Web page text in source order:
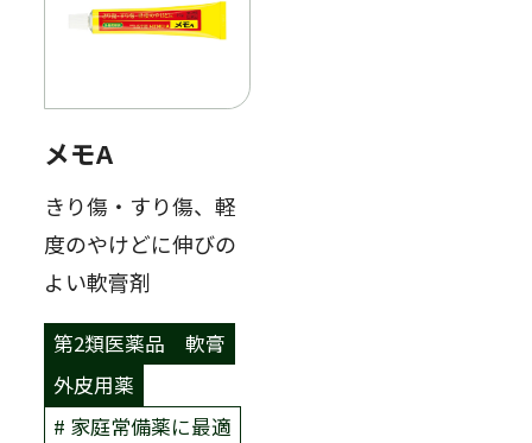
メモA
きり傷・すり傷、軽
度のやけどに伸びの
よい軟膏剤
第2類医薬品
軟膏
外皮用薬
家庭常備薬に最適